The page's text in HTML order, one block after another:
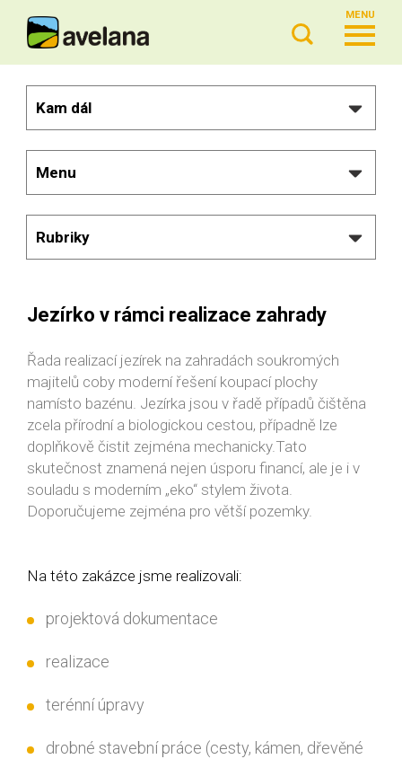
MENU
Jezírko v rámci realizace zahrady
Řada realizací jezírek na zahradách soukromých
majitelů coby moderní řešení koupací plochy
namísto bazénu. Jezírka jsou v řadě případů čištěna
zcela přírodní a biologickou cestou, případně lze
doplňkově čistit zejména mechanicky.Tato
skutečnost znamená nejen úsporu financí, ale je i v
souladu s moderním „eko“ stylem života.
Doporučujeme zejména pro větší pozemky.
Na této zakázce jsme realizovali:
projektová dokumentace
realizace
terénní úpravy
drobné stavební práce (cesty, kámen, dřevěné
Kam dál
Menu
Rubriky